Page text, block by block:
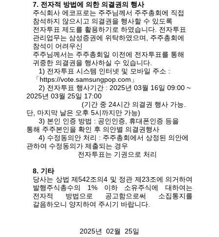
7. 전자적 방법에 의한 의결권의 행사
주식회사 에코프로는 주주님께서 주주총회에 직접
참석하지 않으시고 의결권을 행사할 수 있도록
전자투표 제도를 활용하기로 하였습니다 전자투표
관리업무는 삼성증권에 위탁하였으며
주주총회에
참석이 어려우신
주주님께서는 주주총회일 이전에 전자투표를 통해
귀중한 의결권을 행사하실 수 있습니다
1) 전자투표 시스템 인터넷 및 모바일 주소 :
「https://vote.samsungpop.com 」
2) 전자투표 행사기간 : 2025년03월 16일 09:00 ~
2025년 03월 25일 17:00
(기간 중 24시간 의결권 행사 가능
단 마지막 날은 오후 5시까지만 가능)
3) 본인 인증 방법 : 공인인증
휴대폰인증 등을
통해 주주본인을 확인 후 의안별 의결권행사
4) 수정동의안 처리 : 주주총회에서 상정된 의안에
관하여 수정동의가 제출되는 경우
전자투표는 기권으로 처리
8. 기타
당사는 상법 제542조의4 및 정관 제23조에 의거하여
발행주식총수의 1% 이하 소유주식에 대하여는
전자적 방법으로 공고함으로써 소집통지를
갈음하오니 양지하여 주시기 바랍니다
2025년 02월 25일